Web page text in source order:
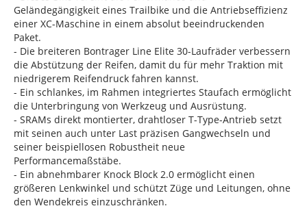
Geländegängigkeit eines Trailbike und die Antriebseffizienz
einer XC-Maschine in einem absolut beeindruckenden
Paket.
- Die breiteren Bontrager Line Elite 30-Laufräder verbessern
die Abstützung der Reifen, damit du für mehr Traktion mit
niedrigerem Reifendruck fahren kannst.
- Ein schlankes, im Rahmen integriertes Staufach ermöglicht
die Unterbringung von Werkzeug und Ausrüstung.
- SRAMs direkt montierter, drahtloser T-Type-Antrieb setzt
mit seinen auch unter Last präzisen Gangwechseln und
seiner beispiellosen Robustheit neue
Performancemaßstäbe.
- Ein abnehmbarer Knock Block 2.0 ermöglicht einen
größeren Lenkwinkel und schützt Züge und Leitungen, ohne
den Wendekreis einzuschränken.